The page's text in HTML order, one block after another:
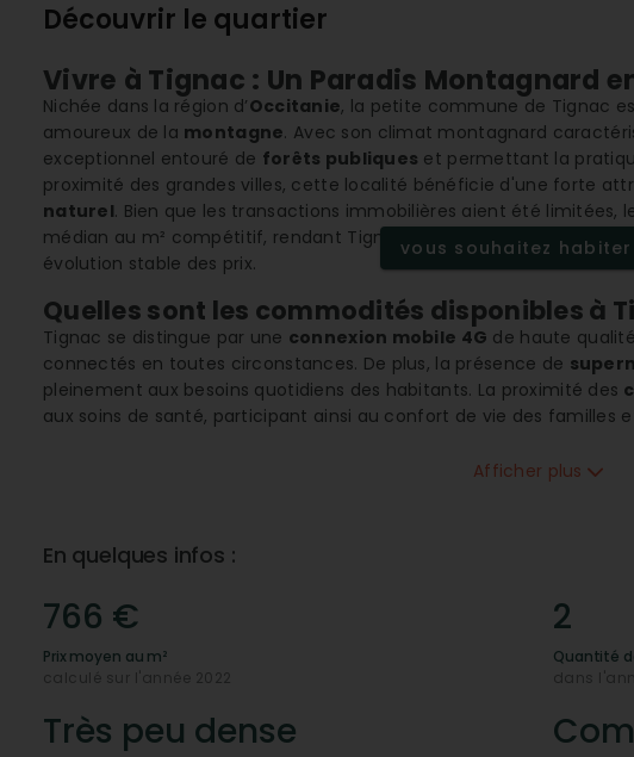
Découvrir le quartier
Vivre à Tignac : Un Paradis Montagnard
Nichée dans la région d’Occitanie, la petite commune de Tignac
amoureux de la montagne. Avec son climat montagnard
exceptionnel entouré de forêts publiques et permettant la
proximité des grandes villes, cette localité bénéficie d'une forte
naturel. Bien que les transactions immobilières aient été limitées,
médian au m² compétitif, rendant Tignac particulièrement
évolution stable des prix.
vous souhaitez habiter
Quelles sont les commodités disponibles à
Tignac se distingue par une connexion mobile 4G de haute
connectés en toutes circonstances. De plus, la présence de
pleinement aux besoins quotidiens des habitants. La proximité des
aux soins de santé, participant ainsi au confort de vie des familles
Pourquoi choisir Tignac pour vivre en famille ?
Le cadre naturel de Tignac est particulièrement adapté aux
peuvent profiter de relations de voisinage harmonieuses.
Comment l’infrastructure technologique
ceux qui travaillent à distance ou souhaitent rester connectés au
conjuguée à un cadre naturel relaxant, crée un équilibre entre vie
jeunes actifs.
Afficher plus
En quelques infos :
766 €
Prix moyen au m²
calculé sur l'année 2022
2
Quantité
dans
Très peu dense